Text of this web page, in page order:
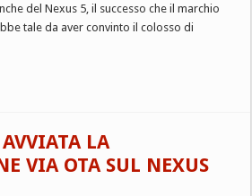
del Nexus 5, il successo che il marchio
tale da aver convinto il colosso di
LA
VIA OTA SUL NEXUS